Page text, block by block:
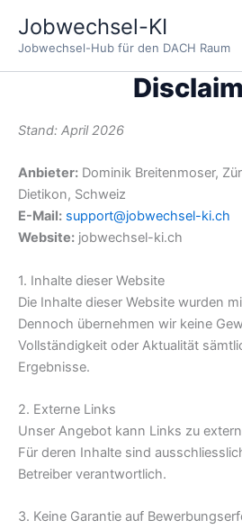
Inhalt
springen
Jobwechsel-KI
Jobwechsel-Hub für den DACH Raum
Stand: April 2026
Anbieter: Dominik Breitenmoser,
Dietikon, Schweiz
E-Mail: support@jobwechsel-ki.ch
Website: jobwechsel-ki.ch
1. Inhalte dieser Website
Die Inhalte dieser Website wurden
Dennoch übernehmen wir keine
Vollständigkeit oder Aktualität
Ergebnisse.
2. Externe Links
Unser Angebot kann Links zu
Für deren Inhalte sind
Betreiber verantwortlich.
3. Keine Garantie auf